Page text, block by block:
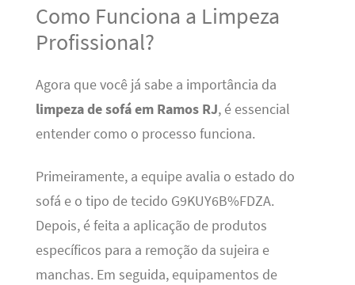
Como Funciona a Limpeza
Profissional?
Agora que você já sabe a importância da
limpeza de sofá em Ramos RJ, é essencial
entender como o processo funciona.
Primeiramente, a equipe avalia o estado do
sofá e o tipo de tecido G9KUY6B%FDZA.
Depois, é feita a aplicação de produtos
específicos para a remoção da sujeira e
manchas. Em seguida, equipamentos de